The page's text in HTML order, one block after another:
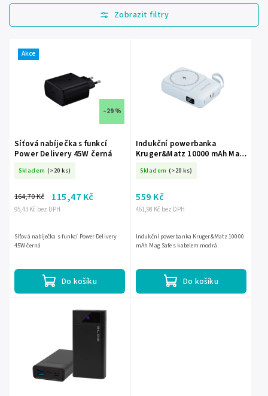
Nejlevnější
Nejdražší
Akce
–29 %
Síťová nabíječka s funkcí
Power Delivery 45W černá
Skladem (>20 ks)
95,43 Kč bez DPH
164,70 Kč 115,47 Kč
Do košíku
Síťová nabíječka s funkcí Power Delivery
45W černá
Indukční powerbanka
Kruger&Matz 10000 mAh Mag
Skladem (>20 ks)
461,98 Kč bez DPH
559 Kč
Do košíku
Indukční powerbanka Kruger&Matz 10000
mAh Mag Safe s kabelem modrá